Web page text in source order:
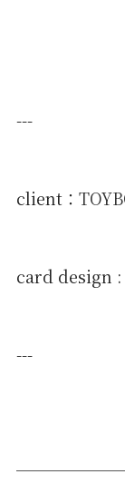
---
client：
card design :
---